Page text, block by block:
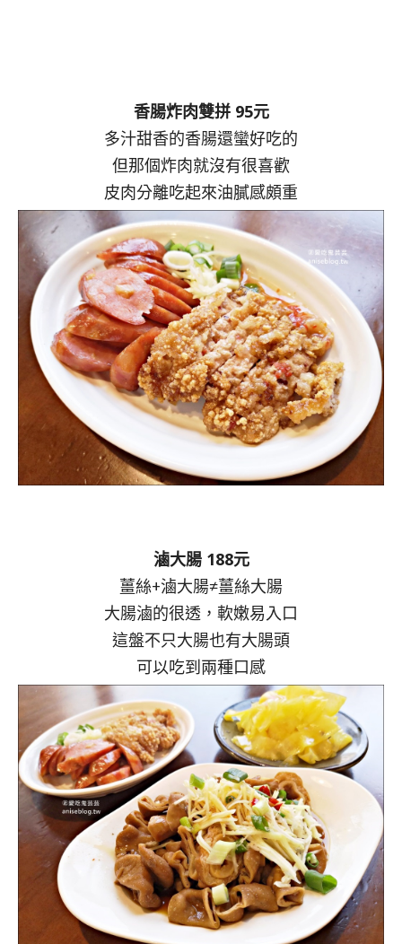
香腸炸肉雙拼 95元
多汁甜香的香腸還蠻好吃的
但那個炸肉就沒有很喜歡
皮肉分離吃起來油膩感頗重
滷大腸 188元
薑絲+滷大腸≠薑絲大腸
大腸滷的很透，軟嫩易入口
這盤不只大腸也有大腸頭
可以吃到兩種口感